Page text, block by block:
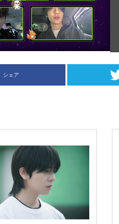
シェア